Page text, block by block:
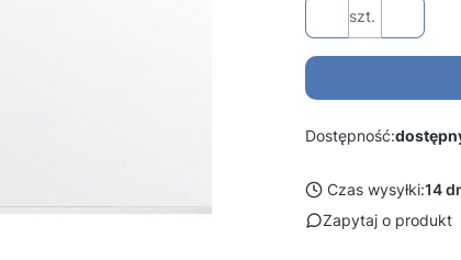
szt.
Dostępność:
Czas wysyłki:14
Zapytaj o produkt